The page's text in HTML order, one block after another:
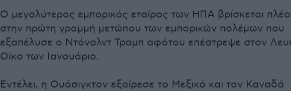
Ο μεγαλύτερος εμπορικός εταίρος των ΗΠΑ βρίσκεται
στην πρώτη γραμμή μετώπου των εμπορικών πολέμων που
εξαπέλυσε ο Ντόναλντ Τραμπ αφότου επέστρεψε στον
Οίκο των Ιανουάριο.
Εντέλει, η Ουάσιγκτον εξαίρεσε το Μεξικό και τον Καναδά